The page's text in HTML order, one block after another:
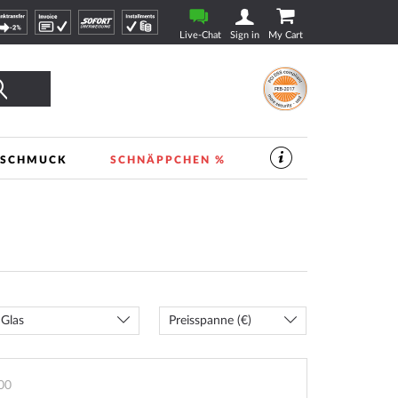
Live-Chat Sign in My Cart
SCHMUCK SCHNÄPPCHEN %
SERVICES
IM
Glas Preisspanne (€)